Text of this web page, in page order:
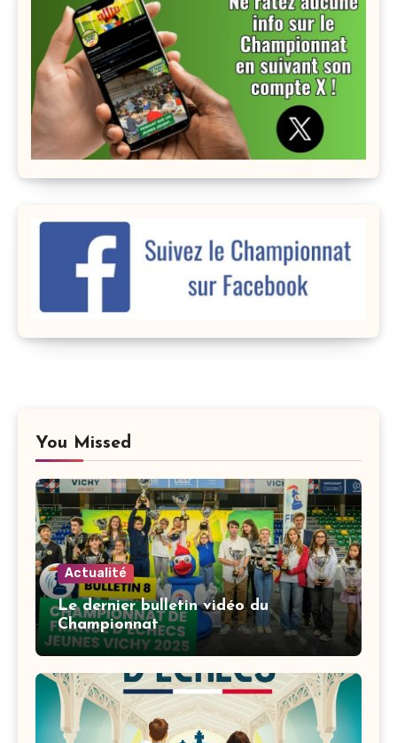
You Missed
Actualité
Le dernier bulletin vidéo du
Championnat